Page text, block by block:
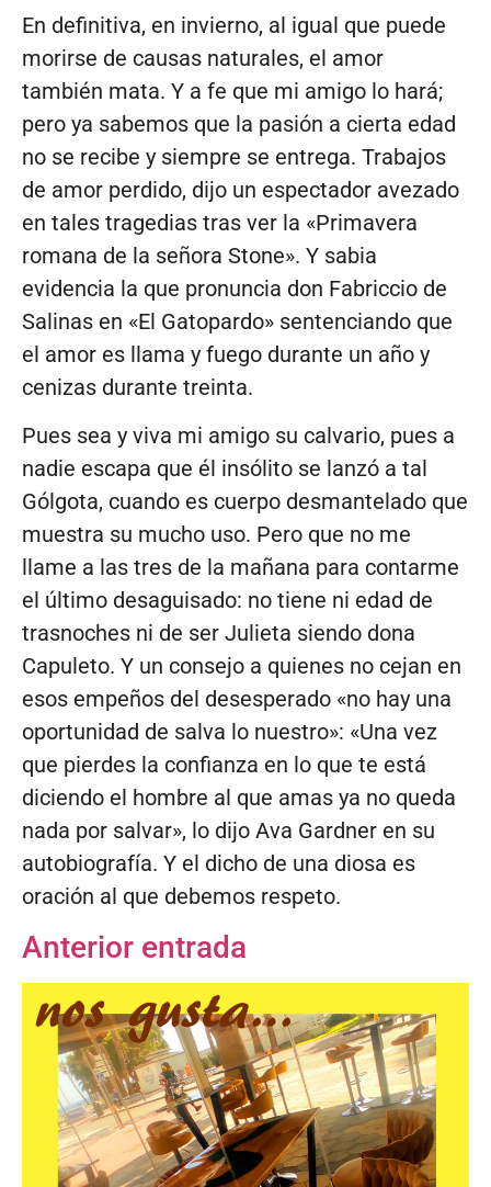
En definitiva, en invierno, al igual que puede
morirse de causas naturales, el amor
también mata. Y a fe que mi amigo lo hará;
pero ya sabemos que la pasión a cierta edad
no se recibe y siempre se entrega. Trabajos
de amor perdido, dijo un espectador avezado
en tales tragedias tras ver la «Primavera
romana de la señora Stone». Y sabia
evidencia la que pronuncia don Fabriccio de
Salinas en «El Gatopardo» sentenciando que
el amor es llama y fuego durante un año y
cenizas durante treinta.
Pues sea y viva mi amigo su calvario, pues a
nadie escapa que él insólito se lanzó a tal
Gólgota, cuando es cuerpo desmantelado que
muestra su mucho uso. Pero que no me
llame a las tres de la mañana para contarme
el último desaguisado: no tiene ni edad de
trasnoches ni de ser Julieta siendo dona
Capuleto. Y un consejo a quienes no cejan en
esos empeños del desesperado «no hay una
oportunidad de salva lo nuestro»: «Una vez
que pierdes la confianza en lo que te está
diciendo el hombre al que amas ya no queda
nada por salvar», lo dijo Ava Gardner en su
autobiografía. Y el dicho de una diosa es
oración al que debemos respeto.
Anterior entrada